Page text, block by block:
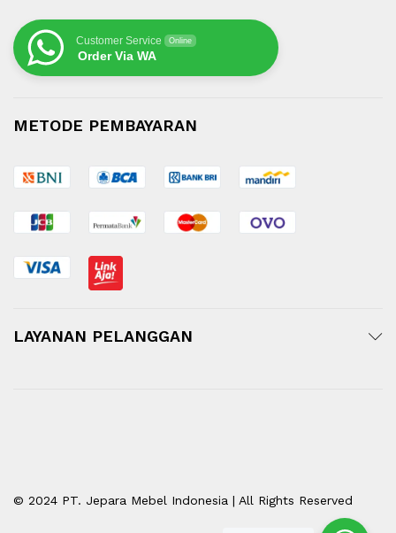
Customer Service Online
Order Via WA
METODE PEMBAYARAN
LAYANAN PELANGGAN
© 2024 PT. Jepara Mebel Indonesia | All Rights Reserved